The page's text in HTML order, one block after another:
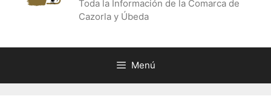
Toda la Información de la Comarca de
Cazorla y Úbeda
Menú